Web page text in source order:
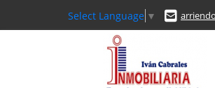
Select Language ▼